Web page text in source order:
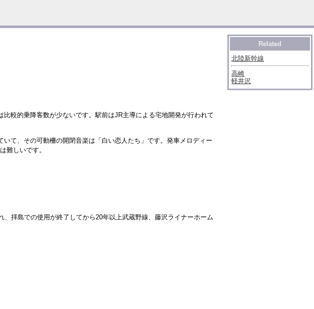
較的乗降客数が少ないです。駅前はJR主導による宅地開発が行われて
て、その可動柵の開閉音楽は「白い恋人たち」です。発車メロディー
難しいです。
拝島での使用が終了してから20年以上武蔵野線、藤沢ライナーホーム
Related
北陸新幹線
高崎
軽井沢